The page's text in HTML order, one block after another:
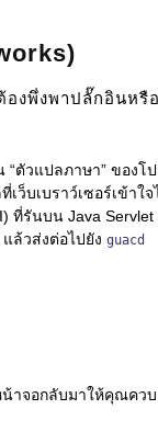
งพึ่งพาปลั๊กอินหรื
ตัวแปลภาษา” ของโ
ว็บเบราว์เซอร์เข้าใจ
ที่รันบน Java Servlet
ล้วส่งต่อไปยัง guacd
น้าจอกลับมาให้คุณคว